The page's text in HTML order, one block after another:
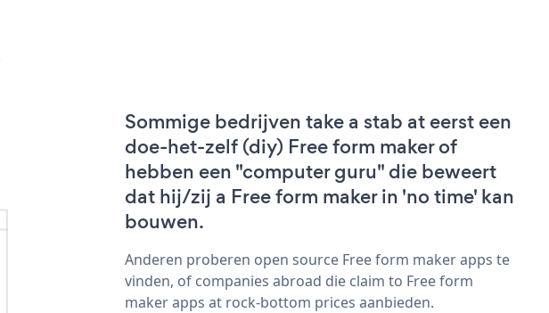
Sommige bedrijven take a stab at eerst een
doe-het-zelf (diy) Free form maker of
hebben een "computer guru" die beweert
dat hij/zij a Free form maker in 'no time' kan
bouwen.
Anderen proberen open source Free form maker apps te
vinden, of companies abroad die claim to Free form
maker apps at rock-bottom prices aanbieden.